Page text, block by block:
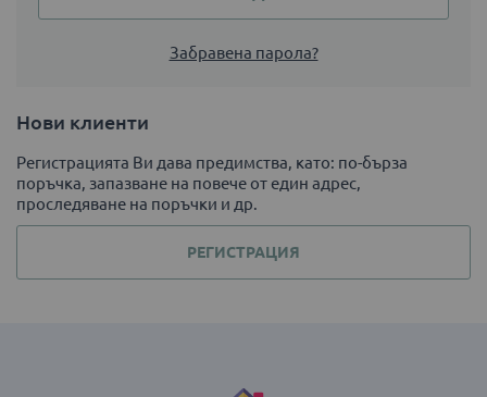
Забравена парола?
Нови клиенти
Регистрацията Ви дава предимства, като: по-бърза
поръчка, запазване на повече от един адрес,
проследяване на поръчки и др.
РЕГИСТРАЦИЯ